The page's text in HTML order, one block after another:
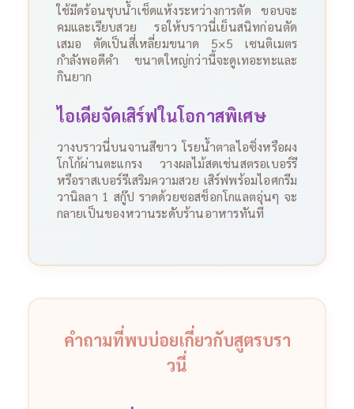
ใช้มีดร้อนชุบน้ำเช็ดแห้งระหว่างการตัด ขอบจะ
คมและเรียบสวย รอให้บราวนี่เย็นสนิทก่อนตัด
เสมอ ตัดเป็นสี่เหลี่ยมขนาด 5×5 เซนติเมตร
กำลังพอดีคำ ขนาดใหญ่กว่านี้จะดูเทอะทะและ
กินยาก
ไอเดียจัดเสิร์ฟในโอกาสพิเศษ
วางบราวนี่บนจานสีขาว โรยน้ำตาลไอซิ่งหรือผง
โกโก้ผ่านตะแกรง วางผลไม้สดเช่นสตรอเบอร์รี
หรือราสเบอร์รีเสริมความสวย เสิร์ฟพร้อมไอศกรีม
วานิลลา 1 สกู๊ป ราดด้วยซอสช็อกโกแลตอุ่นๆ จะ
กลายเป็นของหวานระดับร้านอาหารทันที
คำถามที่พบบ่อยเกี่ยวกับสูตรบรา
วนี่